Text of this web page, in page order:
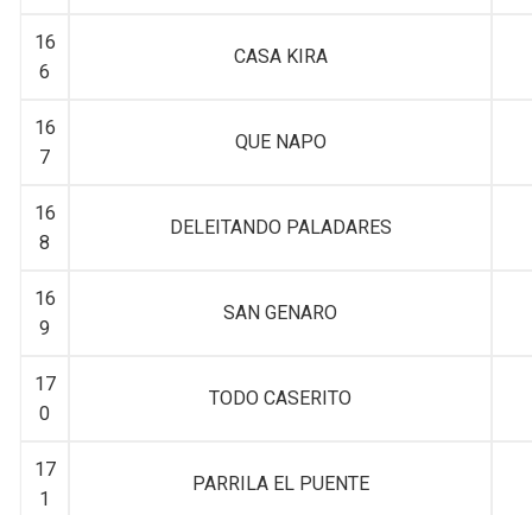
16
6
CASA KIRA
16
7
QUE NAPO
16
8
DELEITANDO PALADARES
16
9
SAN GENARO
17
0
TODO CASERITO
17
1
PARRILA EL PUENTE